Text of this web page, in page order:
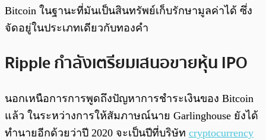
Bitcoin ในฐานะที่มันเป็นสินทรัพย์เก็บรักษามูลค่าได้ ซึ่ง
จัดอยู่ในประเภทเดียวกับทองคำ
Ripple กำลังเตรียมเสนอขายหุ้น IPO
นอกเหนือการการพูดถึงปัญหาการชำระเงินของ Bitcoin
แล้ว ในระหว่างการให้สัมภาษณ์นาย Garlinghouse ยังได้
ทำนายอีกด้วยว่าปี 2020 จะเป็นปีที่บริษัท cryptocurrency